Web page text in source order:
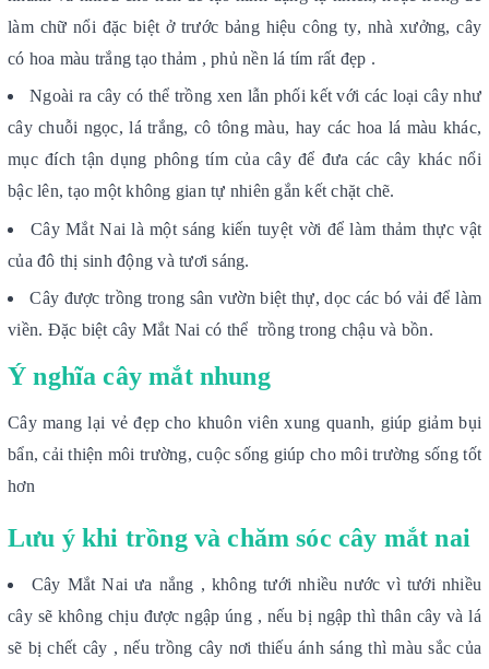
làm chữ nổi đặc biệt ở trước bảng hiệu công ty, nhà xưởng, cây
có hoa màu trắng tạo thảm , phủ nền lá tím rất đẹp .
Ngoài ra cây có thể trồng xen lẫn phối kết với các loại cây như
cây chuỗi ngọc, lá trắng, cô tông màu, hay các hoa lá màu khác,
mục đích tận dụng phông tím của cây để đưa các cây khác nổi
bậc lên, tạo một không gian tự nhiên gắn kết chặt chẽ.
Cây Mắt Nai là một sáng kiến tuyệt vời để làm thảm thực vật
của đô thị sinh động và tươi sáng.
Cây được trồng trong sân vườn biệt thự, dọc các bó vải để làm
viền. Đặc biệt cây Mắt Nai có thể trồng trong chậu và bồn.
Ý nghĩa cây mắt nhung
Cây mang lại vẻ đẹp cho khuôn viên xung quanh, giúp giảm bụi
bẩn, cải thiện môi trường, cuộc sống giúp cho môi trường sống tốt
hơn
Lưu ý khi trồng và chăm sóc cây mắt nai
Cây Mắt Nai ưa nắng , không tưới nhiều nước vì tưới nhiều
cây sẽ không chịu được ngập úng , nếu bị ngập thì thân cây và lá
sẽ bị chết cây , nếu trồng cây nơi thiếu ánh sáng thì màu sắc của